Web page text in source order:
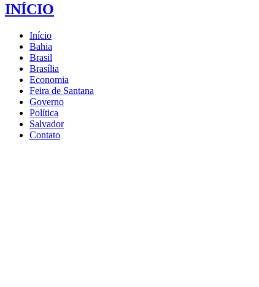
INÍCIO
Início
Bahia
Brasil
Brasília
Economia
Feira de Santana
Governo
Política
Salvador
Contato